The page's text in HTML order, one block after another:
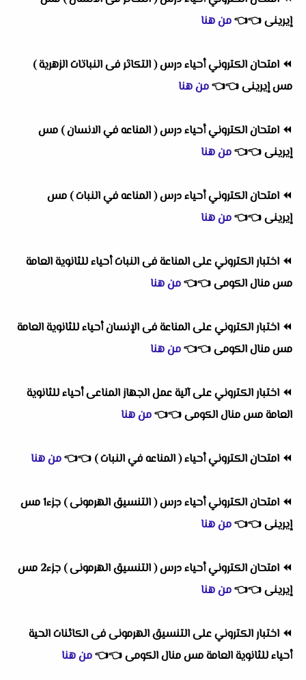
إيرينى👈
👈من هنا
⏪ امتحان الكتروني أحياء درس ( التكاثر فى النباتات الزهرية )
مس إيرينى👈
👈من هنا
⏪ امتحان الكتروني أحياء درس ( المناعه في الانسان ) مس
إيرينى👈
👈من هنا
⏪ امتحان الكتروني أحياء درس ( المناعه في النبات ) مس
إيرينى👈
👈من هنا
⏪ اختبار الكتروني على المناعة فى النبات أحياء للثانوية العامة
مس منال الكومى👈
👈من هنا
⏪ اختبار الكتروني على المناعة فى الإنسان أحياء للثانوية العامة
مس منال الكومى👈
👈من هنا
⏪ اختبار الكتروني على آلية عمل الجهاز المناعى أحياء للثانوية
العامة مس منال الكومى👈
👈من هنا
⏪ امتحان الكتروني أحياء ( المناعه في النبات ) 👈
👈من هنا
⏪
امتحان الكتروني أحياء درس ( التنسيق الهرمونى ) جزء1 مس
إيرينى👈
👈من هنا
⏪
امتحان الكتروني أحياء درس ( التنسيق الهرمونى ) جزء2 مس
إيرينى👈
👈من هنا
⏪ اختبار الكتروني على التنسيق الهرمونى فى الكائنات الحية
أحياء للثانوية العامة مس منال الكومى👈
👈من هنا